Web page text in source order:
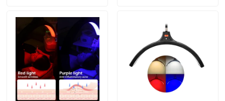
ویدیو